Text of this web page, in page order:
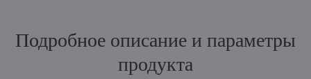
Подробное описание и параметры
продукта